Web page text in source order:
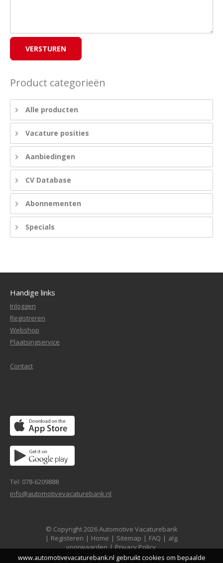
Product categorieën
Alle producten
Vacature posities
Aanbiedingen
CV Database
Abonnementen
Specials
Handige links
Inloggen
Registreren
Webshop
Plaatsingservice
Contact
Tel: 078-6209888
info@automotivevacaturebank.nl
© Copyright 2026 Automotive Vacaturebank
| Registeren | Home | Sitemap | FAQ | alg.
voorwaarden | Privacy Policy
www.automotivevacaturebank.nl gebruikt cookies om bepaalde